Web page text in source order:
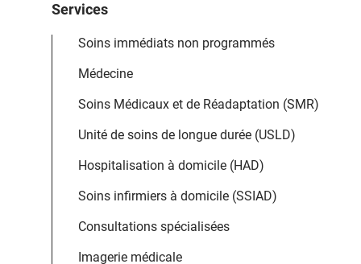
Services
Soins immédiats non programmés
Médecine
Soins Médicaux et de Réadaptation (SMR)
Unité de soins de longue durée (USLD)
Hospitalisation à domicile (HAD)
Soins infirmiers à domicile (SSIAD)
Consultations spécialisées
Imagerie médicale